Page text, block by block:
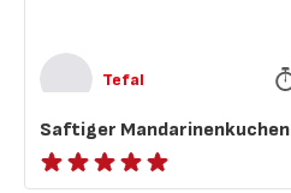
Tefal
Saftiger Mandarinenkuchen
ratings.NaN